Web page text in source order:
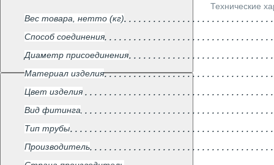
Технические
Вес товара, нетто (кг)
Способ соединения
Диаметр присоединения
Материал изделия
Цвет изделия
Вид фитинга
Тип трубы
Производитель